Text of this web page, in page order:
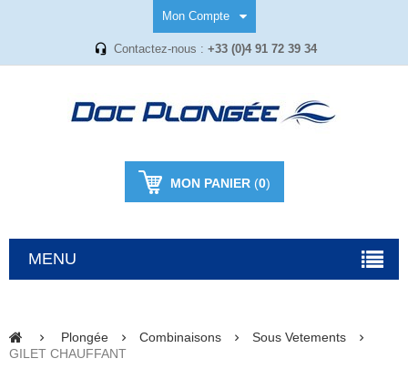
Mon Compte
Contactez-nous : +33 (0)4 91 72 39 34
MON PANIER(0)
MENU
Plongée Combinaisons
Sous Vetements
GILET CHAUFFANT